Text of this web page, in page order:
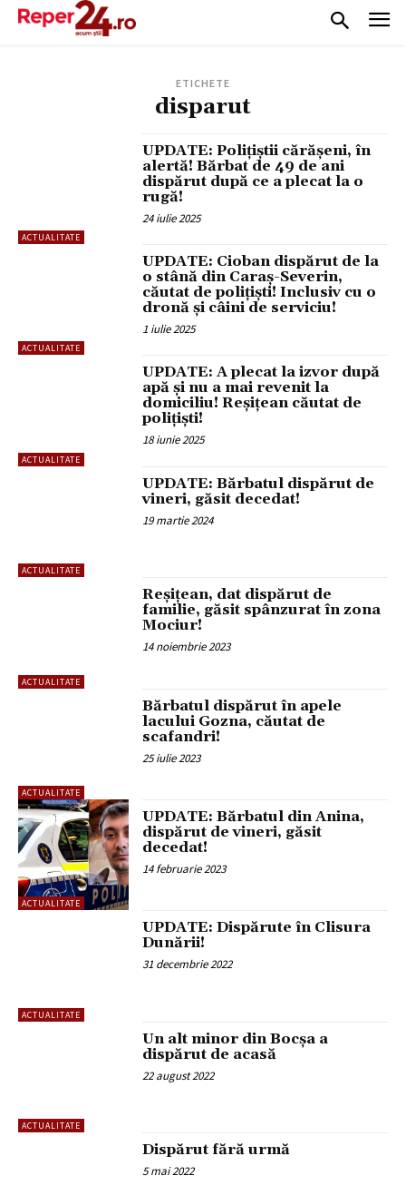
ETICHETE
disparut
ACTUALITATE
UPDATE: Polițiștii cărășeni, în
alertă! Bărbat de 49 de ani
dispărut după ce a plecat la o
rugă!
24 iulie 2025
ACTUALITATE
UPDATE: Cioban dispărut de la
o stână din Caraș-Severin,
căutat de polițiști! Inclusiv cu o
dronă și câini de serviciu!
1 iulie 2025
ACTUALITATE
UPDATE: A plecat la izvor după
apă și nu a mai revenit la
domiciliu! Reșițean căutat de
polițiști!
18 iunie 2025
ACTUALITATE
UPDATE: Bărbatul dispărut de
vineri, găsit decedat!
19 martie 2024
ACTUALITATE
Reșițean, dat dispărut de
familie, găsit spânzurat în zona
Mociur!
14 noiembrie 2023
ACTUALITATE
Bărbatul dispărut în apele
lacului Gozna, căutat de
scafandri!
25 iulie 2023
ACTUALITATE
UPDATE: Bărbatul din Anina,
dispărut de vineri, găsit
decedat!
14 februarie 2023
ACTUALITATE
UPDATE: Dispărute în Clisura
Dunării!
31 decembrie 2022
ACTUALITATE
Un alt minor din Bocșa a
dispărut de acasă
22 august 2022
Dispărut fără urmă
5 mai 2022